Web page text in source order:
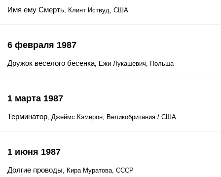
Имя ему Смерть, Клинт Иствуд, США
6 февраля 1987
Дружок веселого бесенка, Ежи Лукашевич, Польша
1 марта 1987
Терминатор, Джеймс Кэмерон, Великобритания / США
1 июня 1987
Долгие проводы, Кира Муратова, СССР